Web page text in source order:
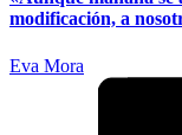
modificación, a
Eva Mora